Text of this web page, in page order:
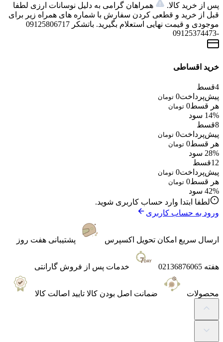
پس از خرید کالا.
همراهان گرامی به دلیل نوسانات ارزی لطفا
قبل از خرید و قطعی کردن سفارش با شماره های همراه زیر برای
موجودی و قیمت نهایی استعلام بگیرید. باتشکر 09125806717
-09125374473
خرید اقساطی
4قسط
پیش‌پرداخت0 تومان
هر قسط0 تومان
14% سود
8قسط
پیش‌پرداخت0 تومان
هر قسط0 تومان
28% سود
12قسط
پیش‌پرداخت0 تومان
هر قسط0 تومان
42% سود
لطفا ابتدا وارد حساب کاربری شوید.
ورود به حساب کاربری
ارسال سریع امکان تحویل اکسپرس پشتیبانی هفت روز
هفته 02136876065 خدمات پس از فروش گارانتی
محصولات ضمانت اصل بودن کالا تایید اصالت کالا